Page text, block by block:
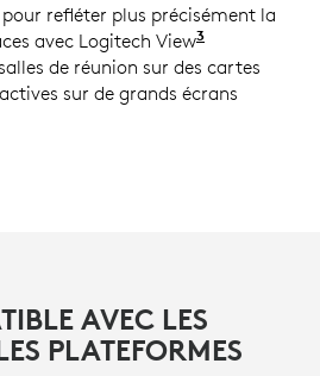
refléter plus précisément la
avec Logitech View3
de réunion sur des cartes
sur de grands écrans
AVEC LES
PLATEFORMES